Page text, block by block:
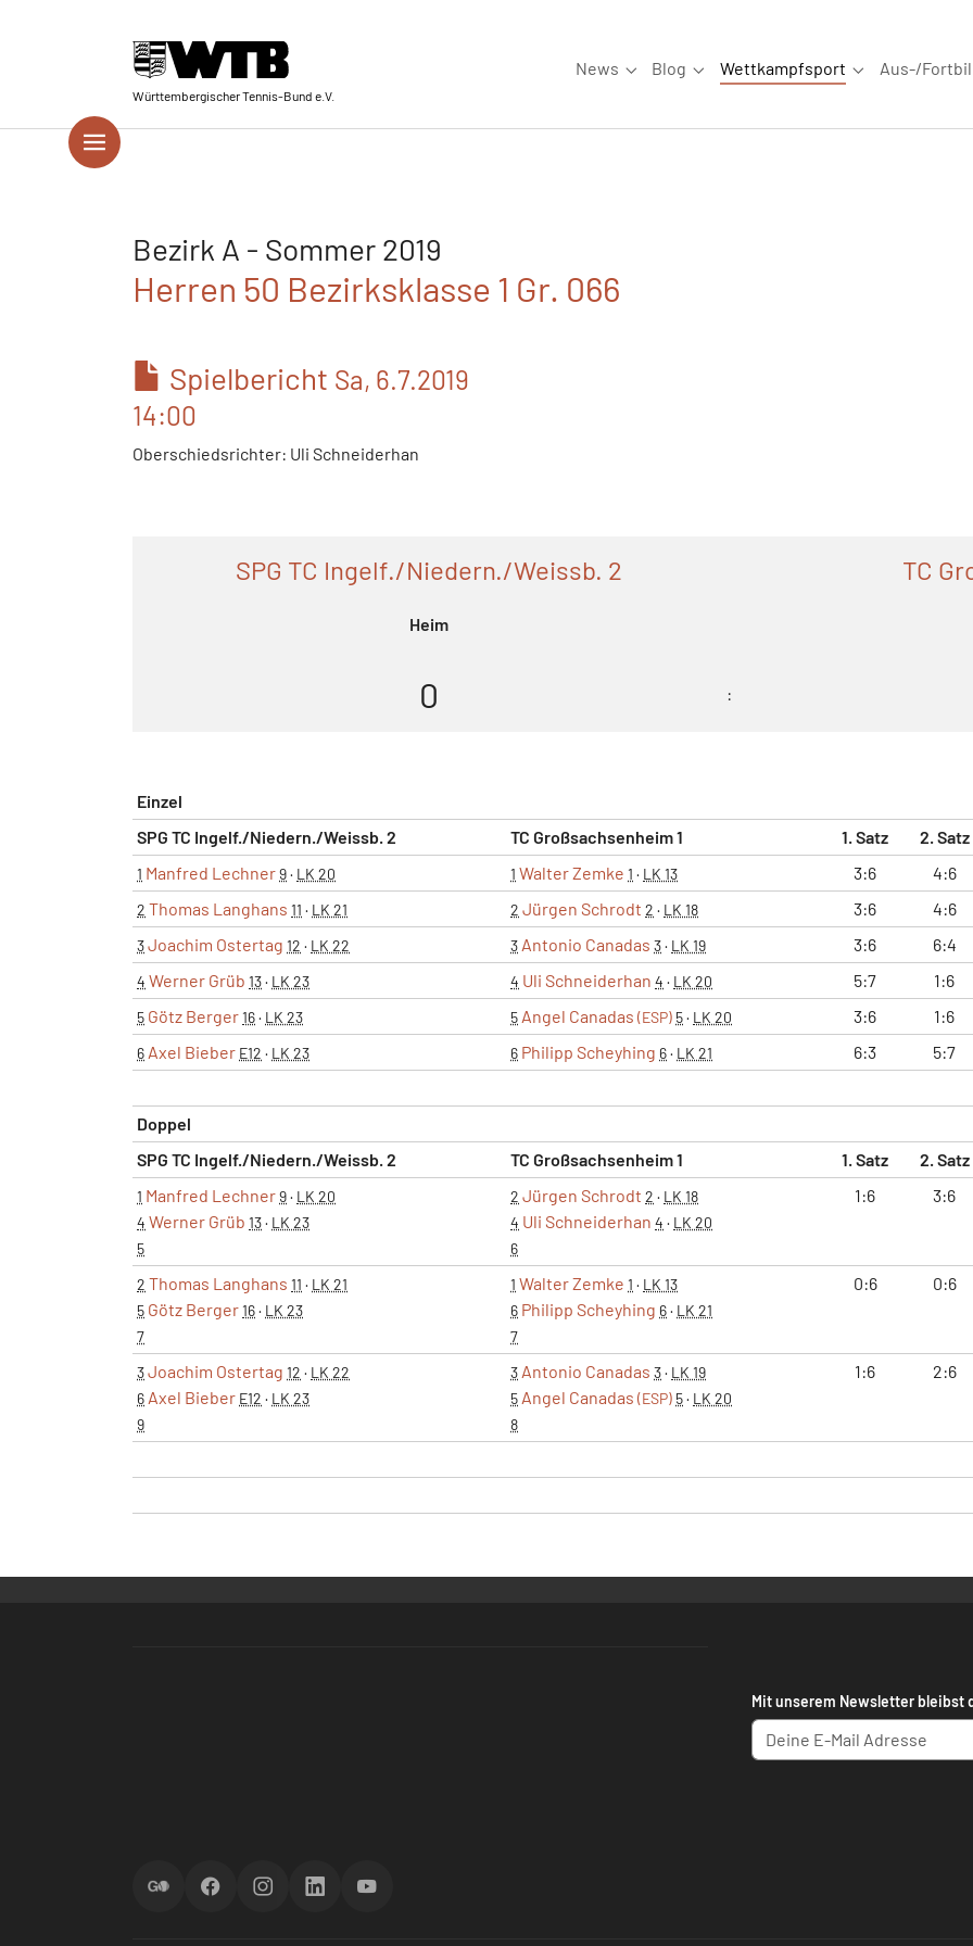
Württembergischer Tennis-Bund e.V.
News
Submenu for "News"
Blog
Submenu for "Blog"
Wettkampfsport
Submenu for
Aus-/
Bezirk A - Sommer 2019
Herren 50 Bezirksklasse 1 Gr. 066
Spielbericht Sa, 6.7.2019
14:00
Oberschiedsrichter: Uli Schneiderhan
SPG TC Ingelf./Niedern./Weissb. 2
Heim
TC
0 :
Einzel
SPG TC Ingelf./Niedern./Weissb. 2
TC Großsachsenheim 1 1. Satz 2. Satz
1 Manfred Lechner9· LK 20 1 Walter Zemke 1 · LK 13 3:6 4:6
2 Thomas Langhans 11 · LK 21 2 Jürgen Schrodt 2 · LK 18 3:6 4:6
3Joachim Ostertag 12 · LK 22 3 Antonio Canadas 3· LK 19 3:6 6:4
4 Werner Grüb 13· LK 23 4 Uli Schneiderhan 4 · LK 20 5:7 1:6
5 Götz Berger16· LK 23 5 Angel Canadas (ESP) 5· LK 20 3:6 1:6
6 Axel Bieber E12 · LK 23 6 Philipp Scheyhing 6· LK 21 6:3 5:7
Doppel
SPG TC Ingelf./Niedern./Weissb. 2
TC Großsachsenheim 1 1. Satz 2. Satz
1 Manfred Lechner9· LK 20
4 Werner Grüb 13· LK 23
5
2 Jürgen Schrodt 2 · LK 18
4 Uli Schneiderhan 4 · LK 20
6
1:6 3:6
2 Thomas Langhans 11 · LK 21
5 Götz Berger16· LK 23
7
1 Walter Zemke 1 · LK 13
6 Philipp Scheyhing 6· LK 21
7
0:6 0:6
3Joachim Ostertag 12 · LK 22
6 Axel Bieber E12 · LK 23
9
3 Antonio Canadas 3· LK 19
5 Angel Canadas (ESP) 5· LK 20
8
1:6 2:6
Mit unserem Newsletter bleibst
ScoreGOFacebookInstagramLinkedInYouTube